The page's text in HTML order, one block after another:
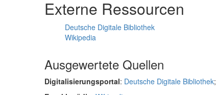
Externe Ressourcen
Deutsche Digitale Bibliothek
Wikipedia
Ausgewertete Quellen
Digitalisierungsportal: Deutsche Digitale Bibliothek;